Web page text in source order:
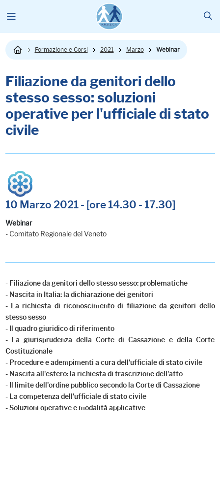
Formazione e Corsi 2021 Marzo Webinar
Filiazione da genitori dello
stesso sesso: soluzioni
operative per l'ufficiale di stato
civile
10 Marzo 2021 - [ore 14.30 - 17.30]
Webinar
- Comitato Regionale del Veneto
- Filiazione da genitori dello stesso sesso: problematiche
- Nascita in Italia: la dichiarazione dei genitori
- La richiesta di riconoscimento di filiazione da genitori dello
stesso sesso
- Il quadro giuridico di riferimento
- La giurisprudenza della Corte di Cassazione e della Corte
Costituzionale
- Procedure e adempimenti a cura dell'ufficiale di stato civile
- Nascita all'estero: la richiesta di trascrizione dell'atto
- Il limite dell'ordine pubblico secondo la Corte di Cassazione
- La competenza dell'ufficiale di stato civile
- Soluzioni operative e modalità applicative